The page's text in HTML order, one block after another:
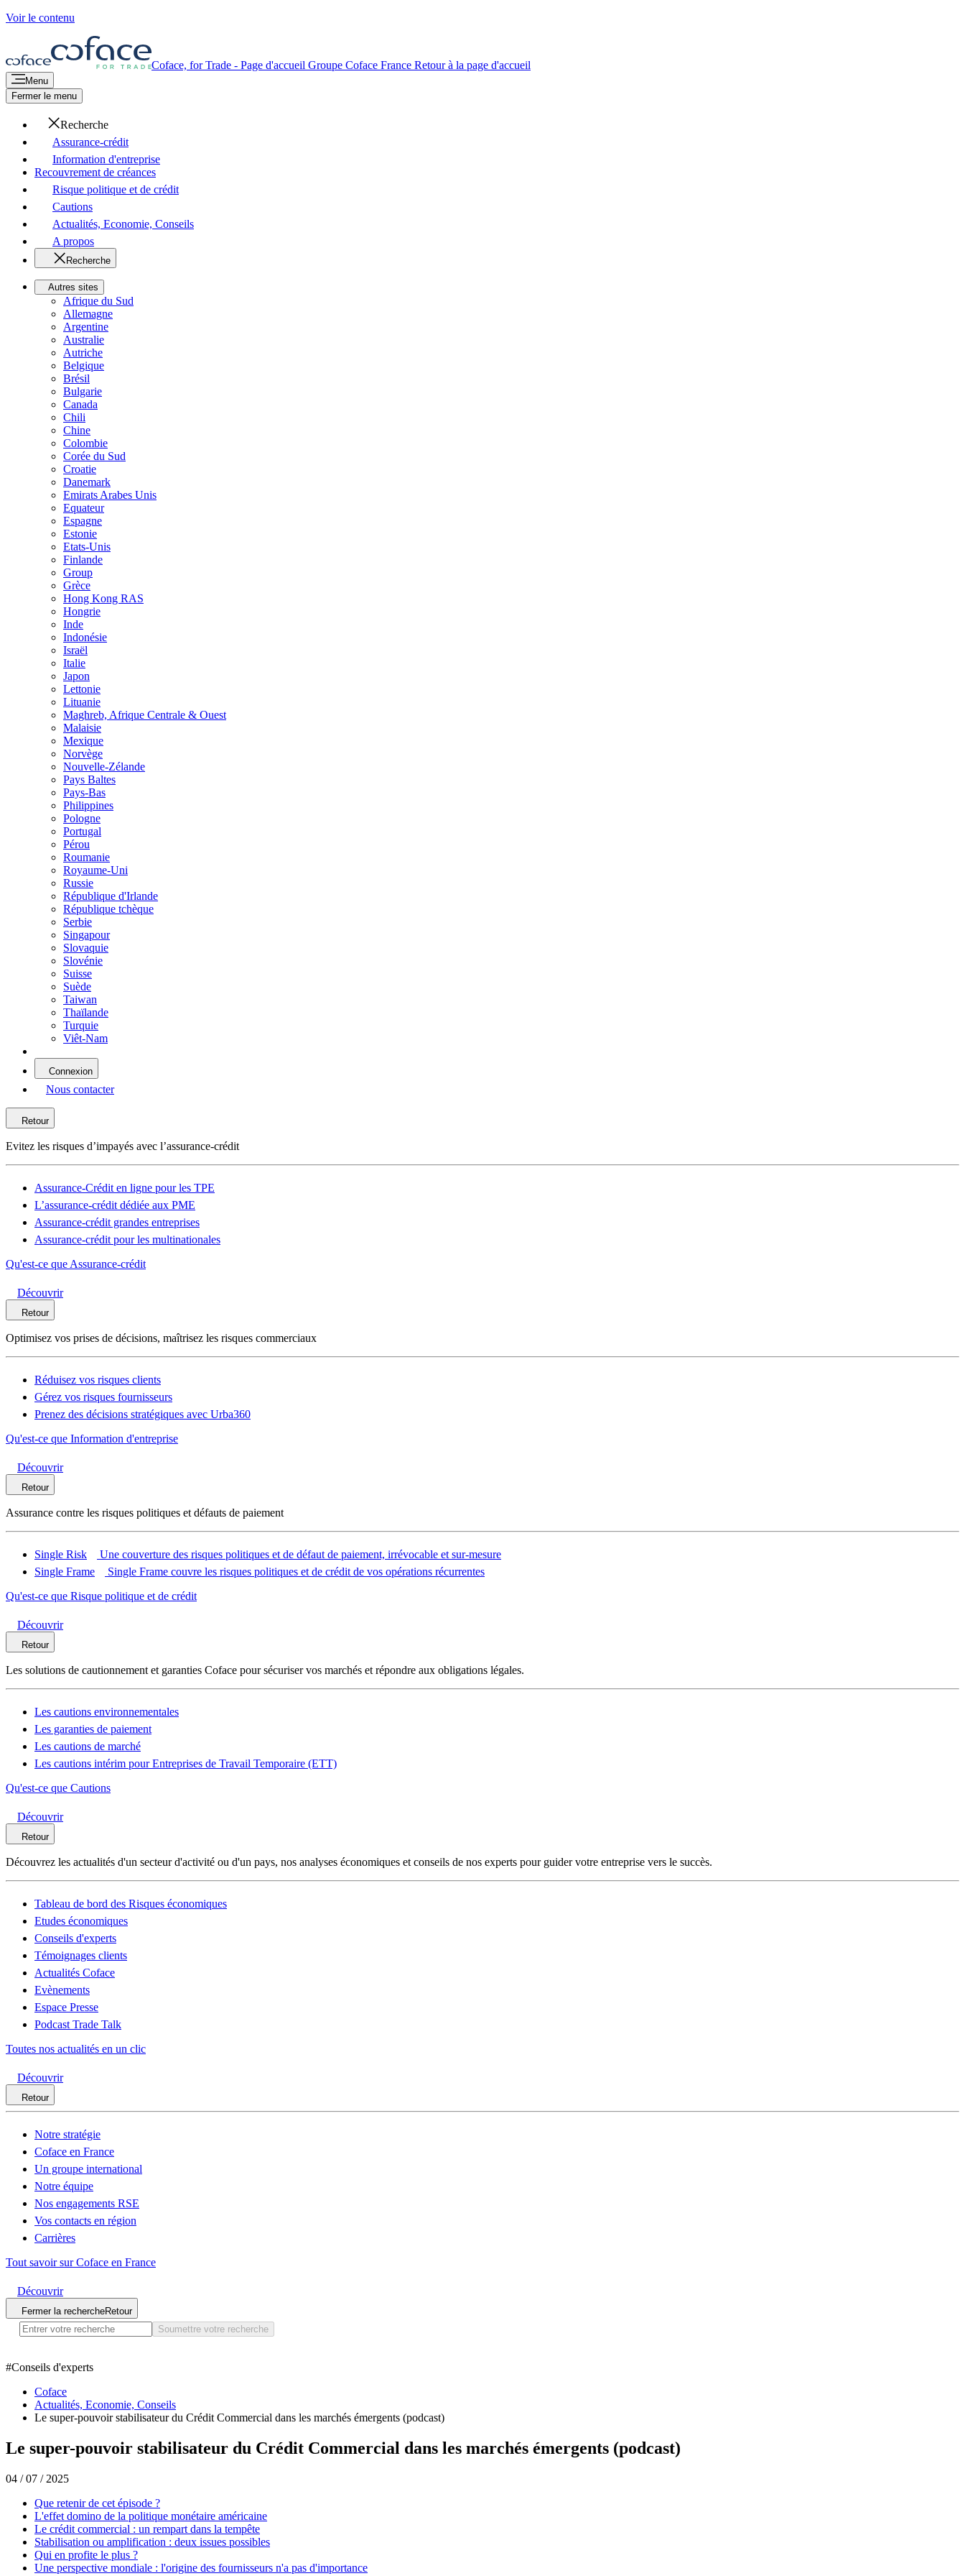
Voir le contenu
Coface, for Trade - Page d'accueil Groupe Coface France Retour à la page d'accueil
Menu
Fermer le menu
Recherche
Assurance-crédit
Information d'entreprise
Recouvrement de créances
Risque politique et de crédit
Cautions
Actualités, Economie, Conseils
A propos
Recherche
Autres sites
Afrique du Sud
Allemagne
Argentine
Australie
Autriche
Belgique
Brésil
Bulgarie
Canada
Chili
Chine
Colombie
Corée du Sud
Croatie
Danemark
Emirats Arabes Unis
Equateur
Espagne
Estonie
Etats-Unis
Finlande
Group
Grèce
Hong Kong RAS
Hongrie
Inde
Indonésie
Israël
Italie
Japon
Lettonie
Lituanie
Maghreb, Afrique Centrale & Ouest
Malaisie
Mexique
Norvège
Nouvelle-Zélande
Pays Baltes
Pays-Bas
Philippines
Pologne
Portugal
Pérou
Roumanie
Royaume-Uni
Russie
République d'Irlande
République tchèque
Serbie
Singapour
Slovaquie
Slovénie
Suisse
Suède
Taiwan
Thaïlande
Turquie
Viêt-Nam
Connexion
Nous contacter
Retour
Evitez les risques d’impayés avec l’assurance-crédit
Assurance-Crédit en ligne pour les TPE
L’assurance-crédit dédiée aux PME
Assurance-crédit grandes entreprises
Assurance-crédit pour les multinationales
Qu'est-ce que Assurance-crédit
Découvrir
Retour
Optimisez vos prises de décisions, maîtrisez les risques commerciaux
Réduisez vos risques clients
Gérez vos risques fournisseurs
Prenez des décisions stratégiques avec Urba360
Qu'est-ce que Information d'entreprise
Découvrir
Retour
Assurance contre les risques politiques et défauts de paiement
Single Risk
Une couverture des risques politiques et de défaut de paiement, irrévocable et sur-mesure
Single Frame
Single Frame couvre les risques politiques et de crédit de vos opérations récurrentes
Qu'est-ce que Risque politique et de crédit
Découvrir
Retour
Les solutions de cautionnement et garanties Coface pour sécuriser vos marchés et répondre aux obligations légales.
Les cautions environnementales
Les garanties de paiement
Les cautions de marché
Les cautions intérim pour Entreprises de Travail Temporaire (ETT)
Qu'est-ce que Cautions
Découvrir
Retour
Découvrez les actualités d'un secteur d'activité ou d'un pays, nos analyses économiques et conseils de nos experts pour guider votre entreprise vers le succès.
Tableau de bord des Risques économiques
Etudes économiques
Conseils d'experts
Témoignages clients
Actualités Coface
Evènements
Espace Presse
Podcast Trade Talk
Toutes nos actualités en un clic
Découvrir
Retour
Notre stratégie
Coface en France
Un groupe international
Notre équipe
Nos engagements RSE
Vos contacts en région
Carrières
Tout savoir sur Coface en France
Découvrir
Fermer la rechercheRetour
Soumettre votre recherche
#Conseils d'experts
Coface
Actualités, Economie, Conseils
Le super-pouvoir stabilisateur du Crédit Commercial dans les marchés émergents (podcast)
Le super-pouvoir stabilisateur du Crédit Commercial dans les marchés émergents (podcast)
04 / 07 / 2025
Que retenir de cet épisode ?
L'effet domino de la politique monétaire américaine
Le crédit commercial : un rempart dans la tempête
Stabilisation ou amplification : deux issues possibles
Qui en profite le plus ?
Une perspective mondiale : l'origine des fournisseurs n'a pas d'importance